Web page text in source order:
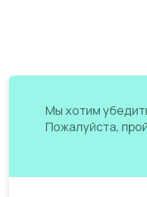
Мы хотим
Пожалуйста,